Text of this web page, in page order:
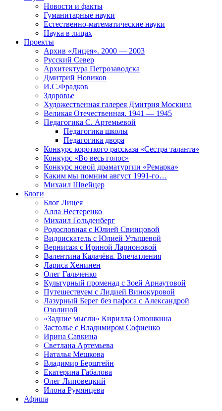
Новости и факты
Гуманитарные науки
Естественно-математические науки
Наука в лицах
Проекты
Архив «Лицея». 2000 — 2003
Русский Север
Архитектура Петрозаводска
Дмитрий Новиков
И.С.Фрадков
Здоровье
Художественная галерея Дмитрия Москина
Великая Отечественная. 1941 — 1945
Педагогика С. Артемьевой
Педагогика школы
Педагогика двора
Конкурс короткого рассказа «Сестра таланта»
Конкурс «Во весь голос»
Конкурс новой драматургии «Ремарка»
Каким мы помним август 1991-го…
Михаил Швейцер
Блоги
Блог Лицея
Алла Нестеренко
Михаил Гольденберг
Родословная с Юлией Свинцовой
Видоискатель с Юлией Утышевой
Вернисаж с Ириной Ларионовой
Валентина Калачёва. Впечатления
Лариса Хенинен
Олег Гальченко
Культурный променад с Зоей Арнаутовой
Путешествуем с Лидией Винокуровой
Лазурный Берег без пафоса с Александрой
Озолиной
«Задние мысли» Кирилла Олюшкина
Застолье с Владимиром Софиенко
Ирина Савкина
Светлана Артемьева
Наталья Мешкова
Владимир Берштейн
Екатерина Габалова
Олег Липовецкий
Илона Румянцева
Афиша